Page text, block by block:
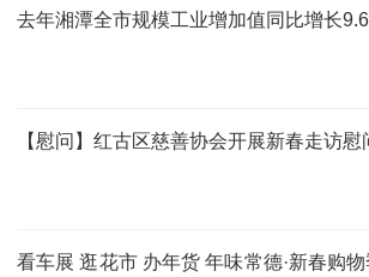
去年湘潭全市规模工业增加值同比增长
【慰问】红古区慈善协会开展新春走访慰
看车展 逛花市 办年货 年味常德·新春购